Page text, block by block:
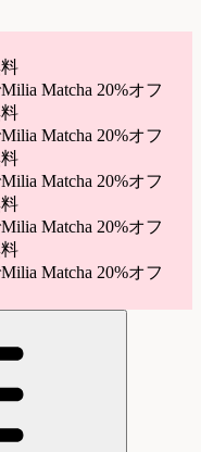
Matcha 20%オフ
Matcha 20%オフ
Matcha 20%オフ
Matcha 20%オフ
Matcha 20%オフ